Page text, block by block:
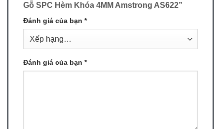
Gỗ SPC Hèm Khóa 4MM Amstrong AS622”
Đánh giá của bạn *
Đánh giá của bạn *